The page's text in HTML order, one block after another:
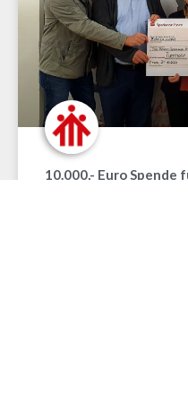
10.000,- Euro Spende